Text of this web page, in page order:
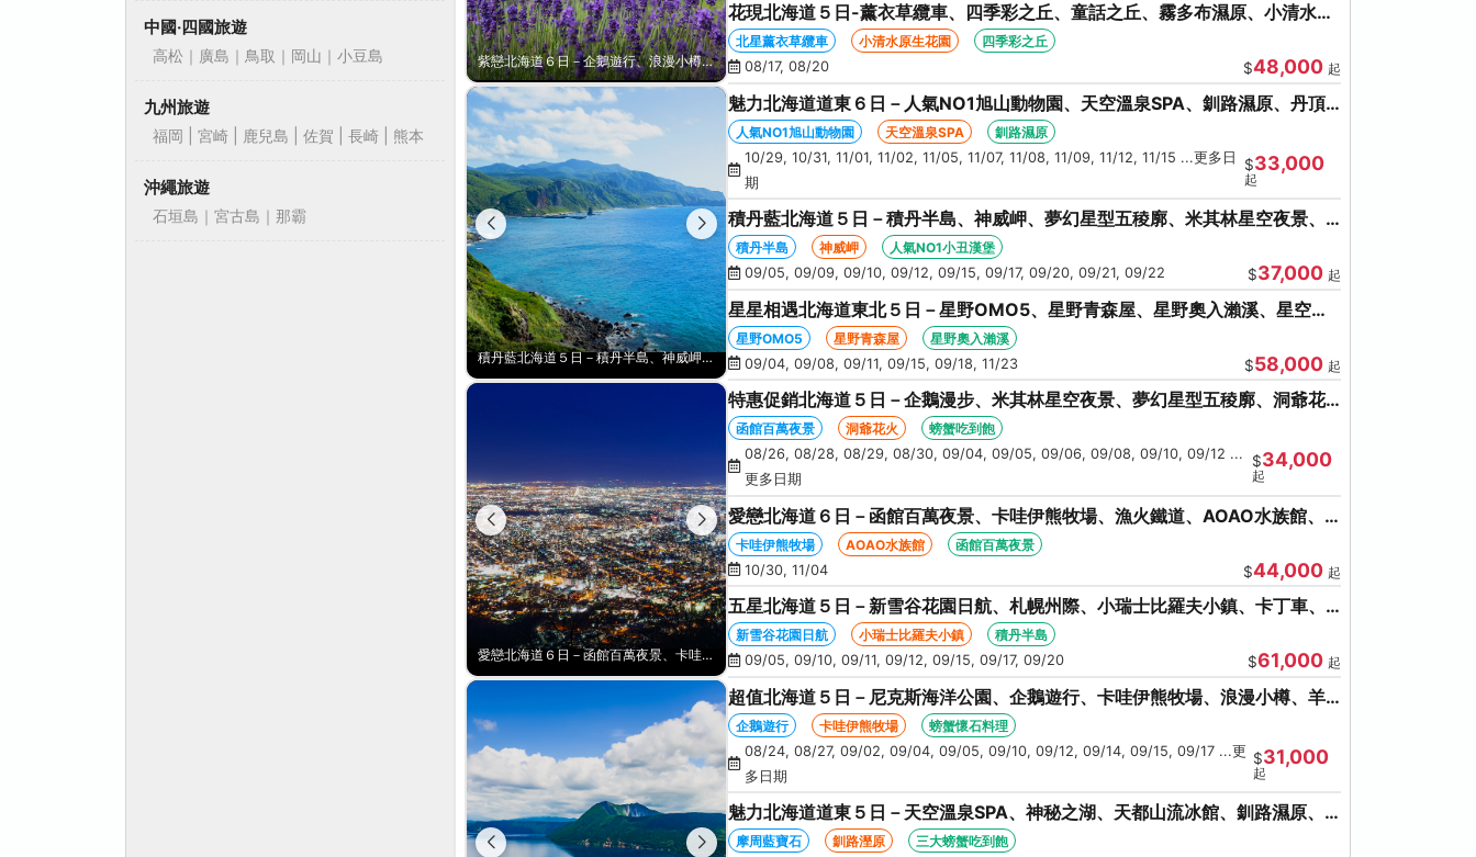
中國‧四國旅遊
高松｜廣島｜鳥取｜岡山｜小豆島
九州旅遊
福岡 | 宮崎 | 鹿兒島 | 佐賀 | 長崎 | 熊本
沖繩旅遊
石垣島｜宮古島｜那霸
紫戀北海道６日－企鵝遊行、浪漫小樽、積丹半島、富良野、紫彩美瑛、美瑛白金青池、旭山動物園、旭川常盤旋轉塔
花現北海道５日-薰衣草纜車、四季彩之丘、童話之丘、霧多布濕原、小清水原生花園、摩周湖、熱氣球、天空溫泉SPA、螃蟹吃到飽
花現北海道５日-薰衣草纜車、四季彩之丘、童話之丘、霧多布濕原、小清水原
生花園、摩周湖、熱氣球、天空溫泉SPA、螃蟹吃到飽
北星薰衣草纜車 小清水原生花園
四季彩之丘
08/17, 08/20
$48,000 起
積丹藍北海道５日－積丹半島、神威岬、夢幻星型五稜廓、米其林星空夜景、人氣NO1小丑漢堡、河童足湯、奇幻燈遊步道、璀璨溪谷
星星相遇北海道東北５日－星野OMO5、星野青森屋、星野奧入瀨溪、星空夜景、新幹線北斗號、睡魔之家、十和田湖(不進免稅店)
魅力北海道道東６日－人氣NO1旭山動物園、天空溫泉SPA、釧路濕原、丹頂
鶴、霧之摩周湖、屈斜路湖、砂湯體驗
人氣NO1旭山動物園 天空溫泉SPA
釧路濕原
10/29, 10/31, 11/01, 11/02, 11/05, 11/07, 11/08, 11/09, 11/12, 11/15 ...更多日
期
$33,000
起
積丹藍北海道５日－積丹半島、神威岬、夢幻星型五稜廓、米其林星空夜景、
人氣NO1小丑漢堡、河童足湯、奇幻燈遊步道、璀璨溪谷
積丹半島 神威岬
人氣NO1小丑漢堡
09/05, 09/09, 09/10, 09/12, 09/15, 09/17, 09/20, 09/21, 09/22
$37,000 起
星星相遇北海道東北５日－星野OMO5、星野青森屋、星野奧入瀨溪、星空夜
景、新幹線北斗號、睡魔之家、十和田湖(不進免稅店)
星野OMO5 星野青森屋
星野奧入瀨溪
09/04, 09/08, 09/11, 09/15, 09/18, 11/23
$58,000 起
愛戀北海道６日－函館百萬夜景、卡哇伊熊牧場、漁火鐵道、AOAO水族館、藻岩山纜車、三大螃蟹吃到飽(函館/千歲)
五星北海道５日－新雪谷花園日航、札幌州際、小瑞士比羅夫小鎮、卡丁車、空中纜車、積丹半島、採水果、海鮮和牛螃蟹放題
特惠促銷北海道５日－企鵝漫步、米其林星空夜景、夢幻星型五稜廓、洞爺花
火、啤酒暢飲、螃蟹懷石料理、螃蟹吃到飽
函館百萬夜景 洞爺花火
螃蟹吃到飽
08/26, 08/28, 08/29, 08/30, 09/04, 09/05, 09/06, 09/08, 09/10, 09/12 ...
更多日期
$34,000
起
愛戀北海道６日－函館百萬夜景、卡哇伊熊牧場、漁火鐵道、AOAO水族館、
藻岩山纜車、三大螃蟹吃到飽(函館/千歲)
卡哇伊熊牧場 AOAO水族館
函館百萬夜景
10/30, 11/04
$44,000 起
五星北海道５日－新雪谷花園日航、札幌州際、小瑞士比羅夫小鎮、卡丁車、
空中纜車、積丹半島、採水果、海鮮和牛螃蟹放題
新雪谷花園日航 小瑞士比羅夫小鎮
積丹半島
09/05, 09/10, 09/11, 09/12, 09/15, 09/17, 09/20
$61,000 起
超值北海道５日－尼克斯海洋公園、企鵝遊行、卡哇伊熊牧場、浪漫小樽、羊
蹄山名水公園、洞爺星空、花火大會、螃蟹懷石料理
企鵝遊行 卡哇伊熊牧場
螃蟹懷石料理
08/24, 08/27, 09/02, 09/04, 09/05, 09/10, 09/12, 09/14, 09/15, 09/17 ...更
多日期
$31,000
起
魅力北海道道東５日－天空溫泉SPA、神秘之湖、天都山流冰館、釧路濕原、
丹頂鶴、花時計、砂湯體驗、螃蟹吃到飽
摩周藍寶石 釧路溼原
三大螃蟹吃到飽